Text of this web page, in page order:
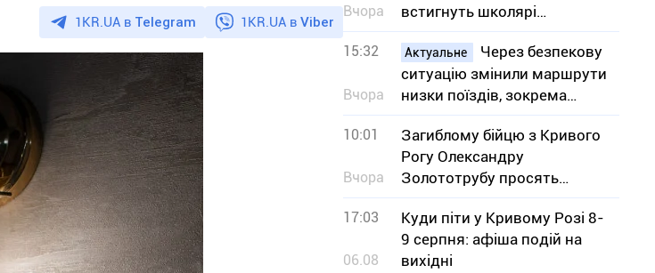
1KR.UA в Telegram 1KR.UA в Viber
Вчора
встигнуть школярі
отримати книги до
навчального року
15:32
Вчора
Актуальне
Через безпекову
ситуацію змінили маршрути
низки поїздів, зокрема
сполученням з Кривим
Рогом
10:01
Вчора
Загиблому бійцю з Кривого
Рогу Олександру
Золототрубу просять
присвоїти звання Героя
України
17:03
06.08
Куди піти у Кривому Розі 8-
9 серпня: афіша подій на
вихідні